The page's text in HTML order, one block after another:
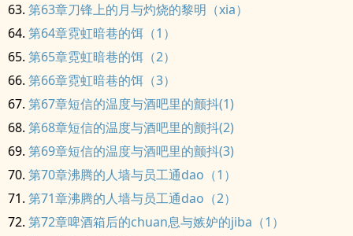
第63章刀锋上的月与灼烧的黎明（xia）
第64章霓虹暗巷的饵（1）
第65章霓虹暗巷的饵（2）
第66章霓虹暗巷的饵（3）
第67章短信的温度与酒吧里的颤抖(1)
第68章短信的温度与酒吧里的颤抖(2)
第69章短信的温度与酒吧里的颤抖(3)
第70章沸腾的人墙与员工通dao（1）
第71章沸腾的人墙与员工通dao（2）
第72章啤酒箱后的chuan息与嫉妒的jiba（1）